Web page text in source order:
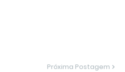
Próxima Postagem